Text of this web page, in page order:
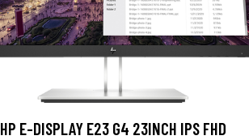
HP E-DISPLAY E23 G4 23INCH IPS FHD